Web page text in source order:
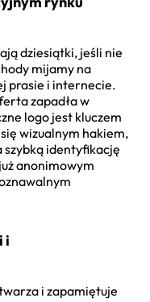
dziesiątki, jeśli nie
mijamy na
prasie i internecie.
zapadła w
logo jest kluczem
wizualnym hakiem,
szybką identyfikację
anonimowym
i
i zapamiętuje